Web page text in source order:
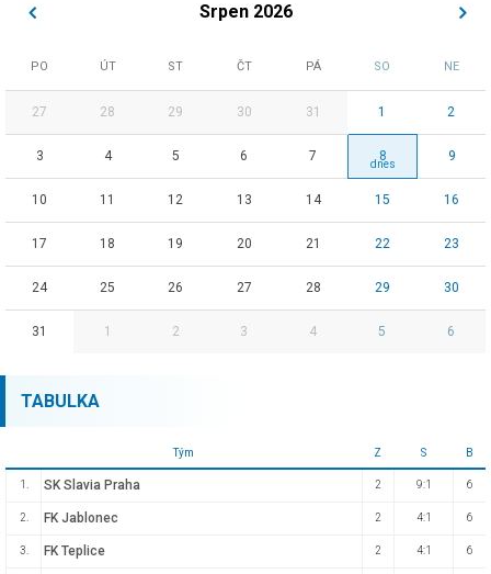
Srpen 2026
PO ÚT ST ČT PÁ SO NE
27 28 29 30 31 1 2
3 4 5 6 7 8 9
10 11 12 13 14 15 16
17 18 19 20 21 22 23
24 25 26 27 28 29 30
31 1 2 3 4 5 6
TABULKA
Tým Z S B
1. SK Slavia Praha 2 9:1 6
2. FK Jablonec 2 4:1 6
3. FK Teplice 2 4:1 6